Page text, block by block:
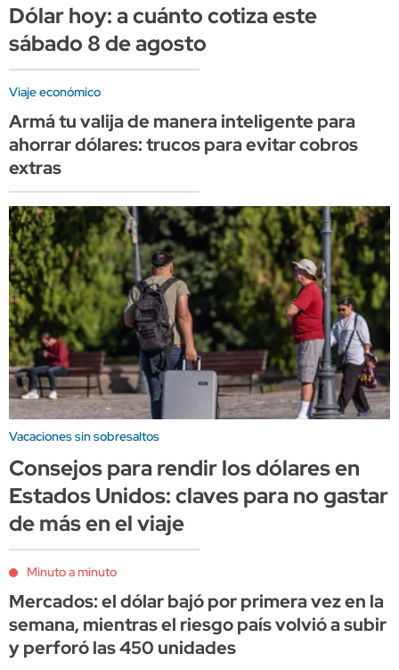
Dólar hoy: a cuánto cotiza este
sábado 8 de agosto
Viaje económico
Armá tu valija de manera inteligente para
ahorrar dólares: trucos para evitar cobros
extras
Vacaciones sin sobresaltos
Consejos para rendir los dólares en
Estados Unidos: claves para no gastar
de más en el viaje
Minuto a minuto
Mercados: el dólar bajó por primera vez en la
semana, mientras el riesgo país volvió a subir
y perforó las 450 unidades